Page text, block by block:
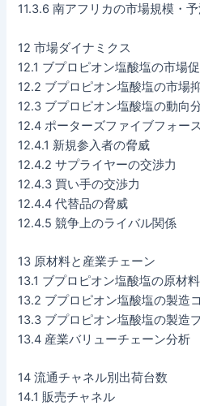
11.3.6 南アフリカの市場規模・
12 市場ダイナミクス
12.1 ブプロピオン塩酸塩の市場
12.2 ブプロピオン塩酸塩の市場
12.3 ブプロピオン塩酸塩の動向
12.4 ポーターズファイブフォー
12.4.1 新規参入者の脅威
12.4.2 サプライヤーの交渉力
12.4.3 買い手の交渉力
12.4.4 代替品の脅威
12.4.5 競争上のライバル関係
13 原材料と産業チェーン
13.1 ブプロピオン塩酸塩の原材
13.2 ブプロピオン塩酸塩の製造
13.3 ブプロピオン塩酸塩の製造
13.4 産業バリューチェーン分析
14 流通チャネル別出荷台数
14.1 販売チャネル